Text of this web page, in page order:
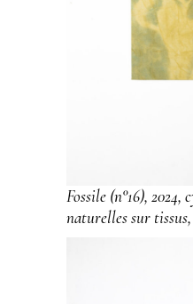
Fossile (n°16),
naturelles sur